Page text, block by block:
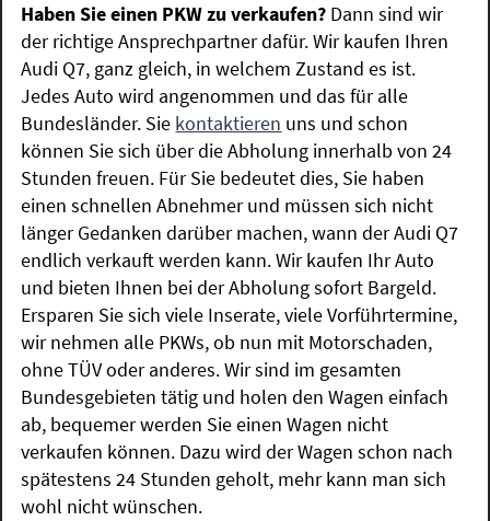
Haben Sie einen PKW zu verkaufen? Dann sind wir
der richtige Ansprechpartner dafür. Wir kaufen Ihren
Audi Q7, ganz gleich, in welchem Zustand es ist.
Jedes Auto wird angenommen und das für alle
Bundesländer. Sie kontaktieren uns und schon
können Sie sich über die Abholung innerhalb von 24
Stunden freuen. Für Sie bedeutet dies, Sie haben
einen schnellen Abnehmer und müssen sich nicht
länger Gedanken darüber machen, wann der Audi Q7
endlich verkauft werden kann. Wir kaufen Ihr Auto
und bieten Ihnen bei der Abholung sofort Bargeld.
Ersparen Sie sich viele Inserate, viele Vorführtermine,
wir nehmen alle PKWs, ob nun mit Motorschaden,
ohne TÜV oder anderes. Wir sind im gesamten
Bundesgebieten tätig und holen den Wagen einfach
ab, bequemer werden Sie einen Wagen nicht
verkaufen können. Dazu wird der Wagen schon nach
spätestens 24 Stunden geholt, mehr kann man sich
wohl nicht wünschen.